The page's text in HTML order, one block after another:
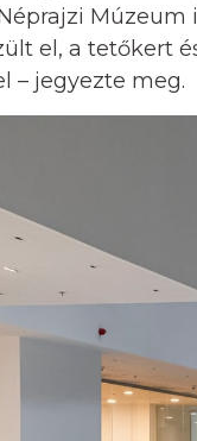
el, a tetőkert
– jegyezte meg.